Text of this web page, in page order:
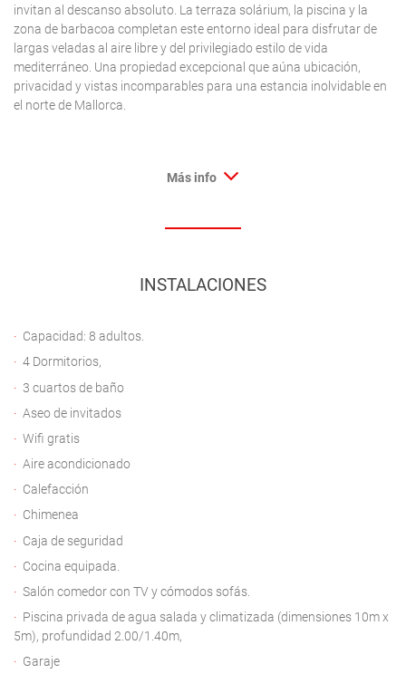
invitan al descanso absoluto. La terraza solárium, la piscina y la
zona de barbacoa completan este entorno ideal para disfrutar de
largas veladas al aire libre y del privilegiado estilo de vida
mediterráneo. Una propiedad excepcional que aúna ubicación,
privacidad y vistas incomparables para una estancia inolvidable en
el norte de Mallorca.
Más info
INSTALACIONES
Capacidad: 8 adultos.
4 Dormitorios,
3 cuartos de baño
Aseo de invitados
Wifi gratis
Aire acondicionado
Calefacción
Chimenea
Caja de seguridad
Cocina equipada.
Salón comedor con TV y cómodos sofás.
Piscina privada de agua salada y climatizada (dimensiones 10m x
5m), profundidad 2.00/1.40m,
Garaje